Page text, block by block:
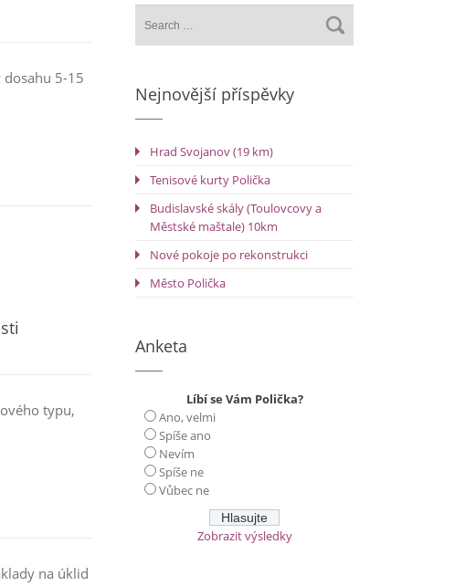
dosahu 5-15
typu,
na úklid
Nejnovější příspěvky
Hrad Svojanov (19 km)
Tenisové kurty Polička
Budislavské skály (Toulovcovy a
Městské maštale) 10km
Nové pokoje po rekonstrukci
Město Polička
Anketa
Líbí se Vám Polička?
Ano, velmi
Spíše ano
Nevím
Spíše ne
Vůbec ne
Zobrazit výsledky